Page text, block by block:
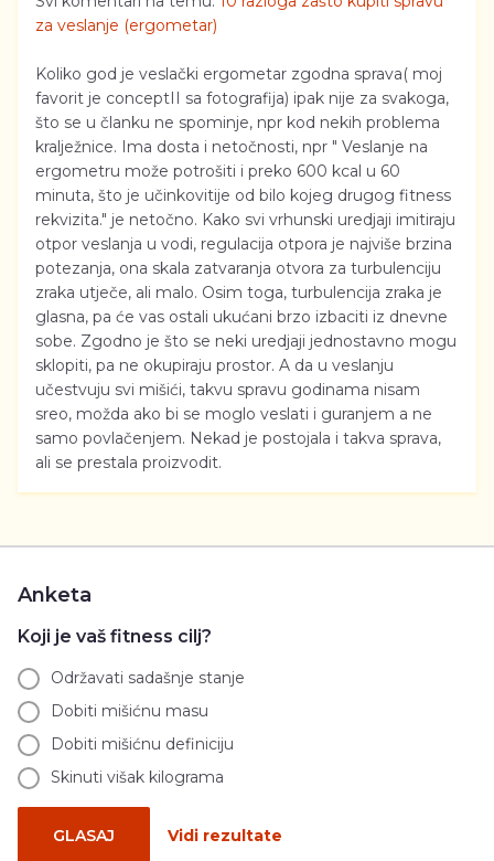
za veslanje (ergometar)
Koliko god je veslački ergometar zgodna sprava( moj
favorit je conceptII sa fotografija) ipak nije za svakoga,
što se u članku ne spominje, npr kod nekih problema
kralježnice. Ima dosta i netočnosti, npr " Veslanje na
ergometru može potrošiti i preko 600 kcal u 60
minuta, što je učinkovitije od bilo kojeg drugog fitness
rekvizita." je netočno. Kako svi vrhunski uredjaji imitiraju
otpor veslanja u vodi, regulacija otpora je najviše brzina
potezanja, ona skala zatvaranja otvora za turbulenciju
zraka utječe, ali malo. Osim toga, turbulencija zraka je
glasna, pa će vas ostali ukućani brzo izbaciti iz dnevne
sobe. Zgodno je što se neki uredjaji jednostavno mogu
sklopiti, pa ne okupiraju prostor. A da u veslanju
učestvuju svi mišići, takvu spravu godinama nisam
sreo, možda ako bi se moglo veslati i guranjem a ne
samo povlačenjem. Nekad je postojala i takva sprava,
ali se prestala proizvodit.
Anketa
Koji je vaš fitness cilj?
Održavati sadašnje stanje
Dobiti mišićnu masu
Dobiti mišićnu definiciju
Skinuti višak kilograma
GLASAJ Vidi rezultate